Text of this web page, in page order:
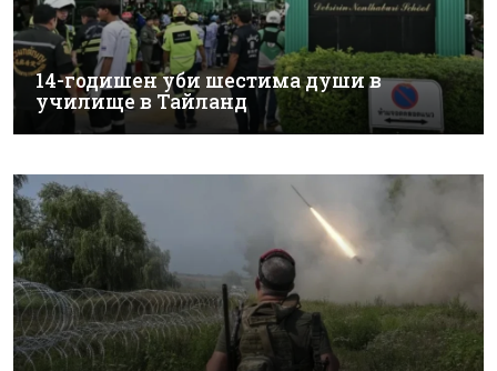
14-годишен уби шестима души в
училище в Тайланд